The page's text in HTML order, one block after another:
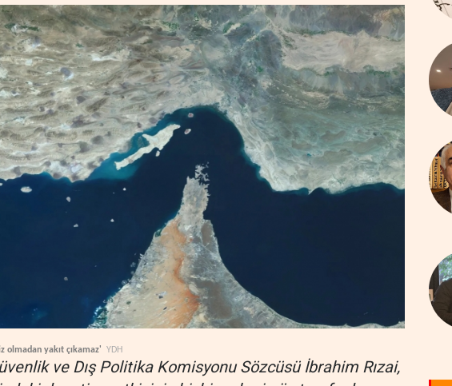
olmadan yakıt çıkamaz' YDH
ve Dış Politika Komisyonu Sözcüsü İbrahim Rızai,